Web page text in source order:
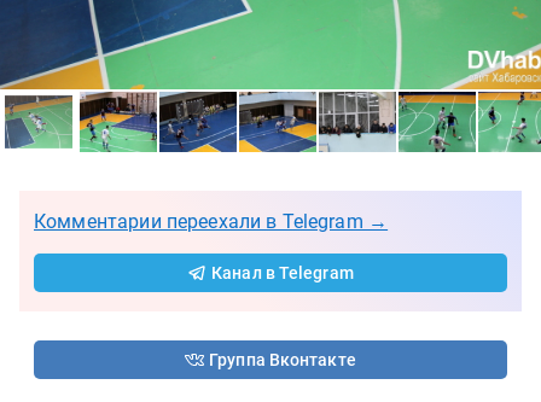
Комментарии переехали в Telegram →
Канал в Telegram
Группа Вконтакте